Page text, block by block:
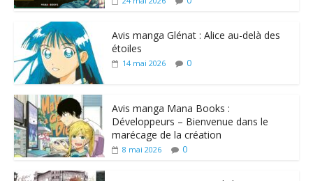
Avis manga Glénat : Alice au-delà des
étoiles
14 mai 2026 0
Avis manga Mana Books :
Développeurs – Bienvenue dans le
marécage de la création
8 mai 2026 0